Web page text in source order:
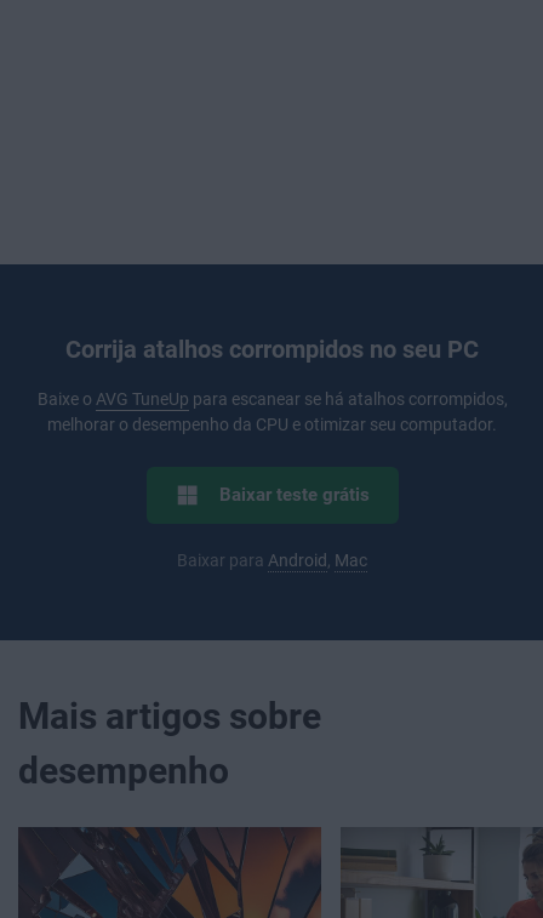
Corrija atalhos corrompidos no seu PC
Baixe o AVG TuneUp para escanear se há atalhos corrompidos,
melhorar o desempenho da CPU e otimizar seu computador.
Baixar teste grátis
Baixar para Android Mac
Mais artigos sobre
desempenho